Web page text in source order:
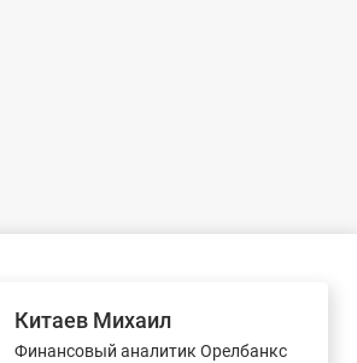
Китаев Михаил
Финансовый аналитик Орелбанкс